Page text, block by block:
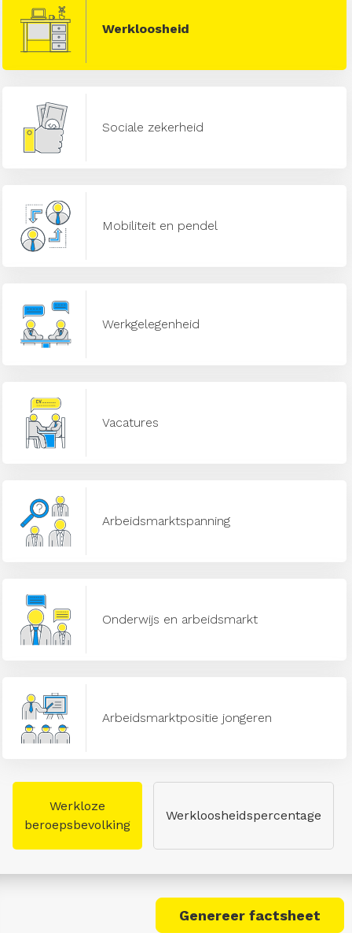
Werkloosheid
Sociale zekerheid
Mobiliteit en pendel
Werkgelegenheid
Vacatures
Arbeidsmarktspanning
Onderwijs en arbeidsmarkt
Arbeidsmarktpositie jongeren
Werkloze
beroepsbevolking
Werkloosheidspercentage
Genereer factsheet